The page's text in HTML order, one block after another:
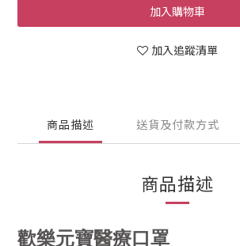
加入購物車
加入追蹤清單
商品描述 送貨及付款方式
商品描述
歡樂元寶醫療口罩